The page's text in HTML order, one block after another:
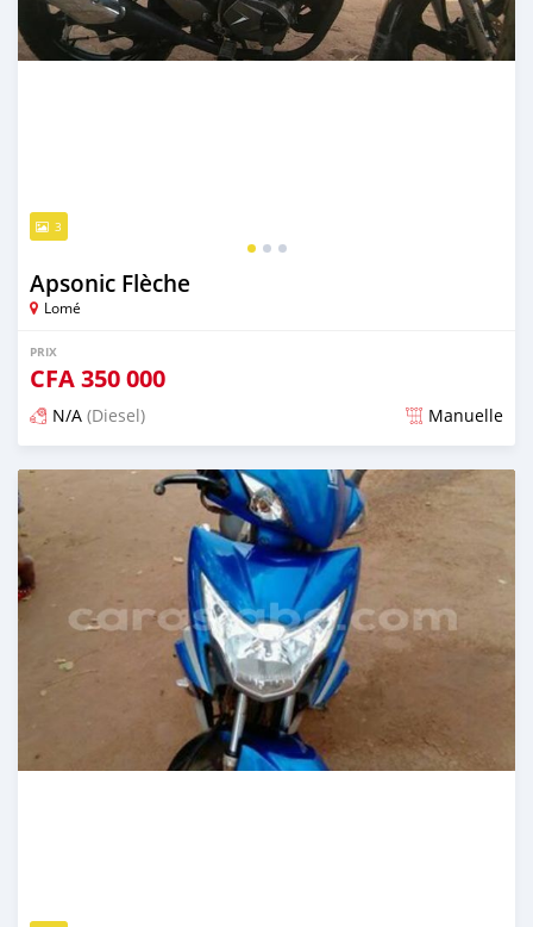
3
Apsonic Flèche
Lomé
PRIX
CFA350 000
N/A (Diesel) Manuelle
Publié il y a plus de 8 ans